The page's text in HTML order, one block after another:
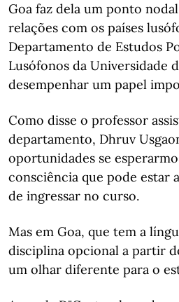
Goa faz dela um ponto
relações com os países
Departamento de Estudos
Lusófonos da Universidade
desempenhar um papel
Como disse o professor
departamento, Dhruv
oportunidades se
consciência que pode estar
de ingressar no curso.
Mas em Goa, que tem a
disciplina opcional a partir
um olhar diferente para o